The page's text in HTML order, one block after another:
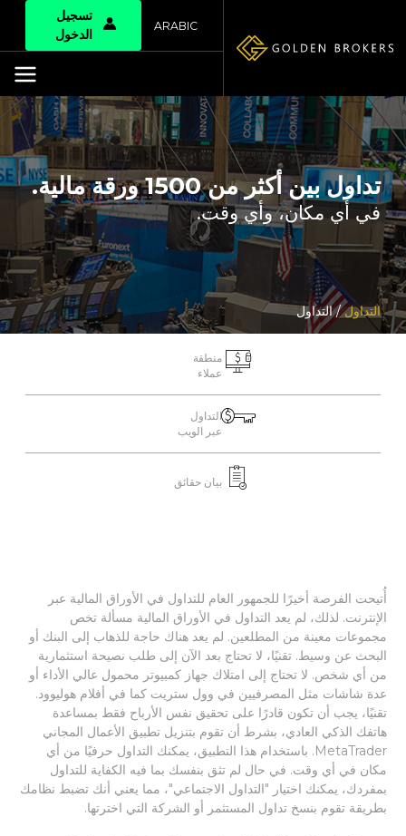
ARABIC
تسجيل
الدخول
تداول بين أكثر من 1500 ورقة مالية.
في أي مكان، وأي وقت.
التداول/ التداول
منطقة
عملاء
التداول
عبر الويب
بيان حقائق
أُتيحت الفرصة أخيرًا للجمهور العام للتداول في الأوراق المالية عبر
الإنترنت. لذلك، لم يعد التداول في الأوراق المالية مسألة تخص
مجموعات معينة من المطلعين. لم يعد هناك حاجة للذهاب إلى البنك أو
البحث عن وسيط. تقنيًا، لا تحتاج بعد الآن إلى طلب نصيحة استثمارية
من أي شخص. لا تحتاج إلى امتلاك جهاز كمبيوتر محمول عالي الأداء أو
عدة شاشات مثل المصرفيين في وول ستريت كما في أفلام هوليوود.
تقنيًا، يجب أن تكون قادرًا على تحقيق نفس الأرباح فقط بمساعدة
هاتفك الذكي العادي، بشرط أن تقوم بتنزيل تطبيق الأعمال المجاني
MetaTrader. باستخدام هذا التطبيق، يمكنك التداول حرفيًا من أي
مكان في أي وقت. في حال لم تثق بنفسك بما فيه الكفاية للتداول
بمفردك، يمكنك اختيار "التداول الاجتماعي"، مما يعني أنك تضبط نظامك
بطريقة تقوم بنسخ تداول المستثمر أو الشركة التي اخترتها.